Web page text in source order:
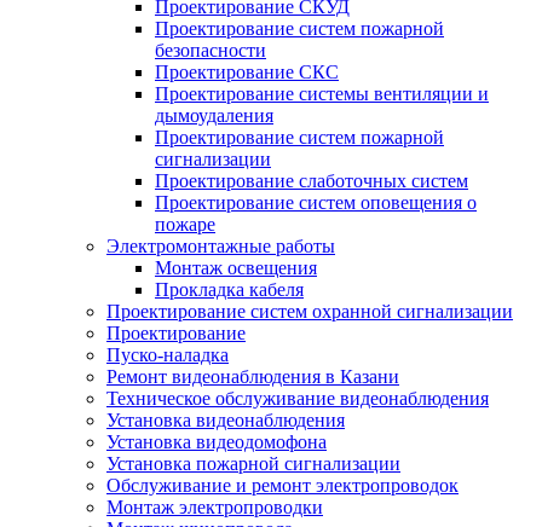
Проектирование СКУД
Проектирование систем пожарной
безопасности
Проектирование СКС
Проектирование системы вентиляции и
дымоудаления
Проектирование систем пожарной
сигнализации
Проектирование слаботочных систем
Проектирование систем оповещения о
пожаре
Электромонтажные работы
Монтаж освещения
Прокладка кабеля
Проектирование систем охранной сигнализации
Проектирование
Пуско-наладка
Ремонт видеонаблюдения в Казани
Техническое обслуживание видеонаблюдения
Установка видеонаблюдения
Установка видеодомофона
Установка пожарной сигнализации
Обслуживание и ремонт электропроводок
Монтаж электропроводки